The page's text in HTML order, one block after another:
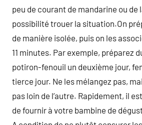
peu de courant de mandarine ou de
possibilité trouer la situation.On
de manière isolée, puis on les
11 minutes. Par exemple, préparez
potiron-fenouil un deuxième jour,
tierce jour. Ne les mélangez pas,
pas loin de l’autre. Rapidement, il
de fournir à votre bambine de